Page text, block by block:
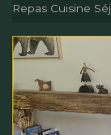
Repas Cuisine